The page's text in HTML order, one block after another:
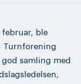
februar, ble
Turnforening
samling med